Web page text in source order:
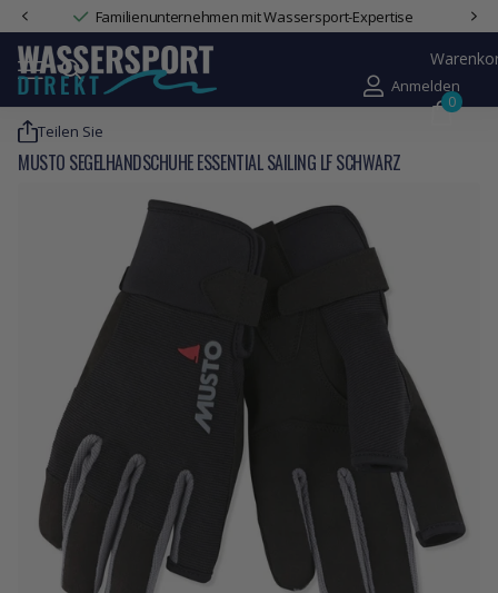
Familienunternehmen mit Wassersport-Expertise
Anmelden
0
Teilen Sie
MUSTO SEGELHANDSCHUHE ESSENTIAL SAILING LF SCHWARZ